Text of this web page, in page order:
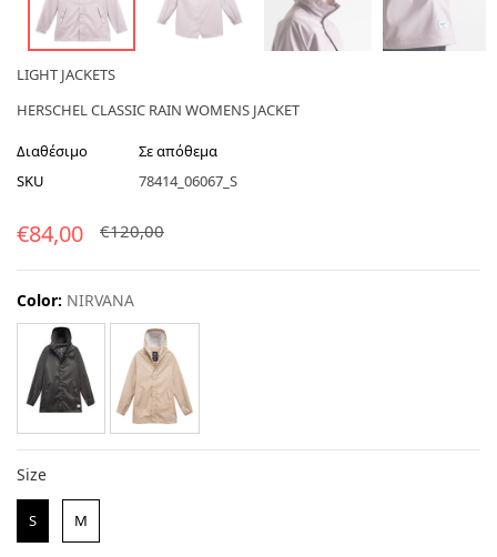
LIGHT JACKETS
HERSCHEL CLASSIC RAIN WOMENS JACKET
Διαθέσιμο
Σε απόθεμα
SKU
78414_06067_S
€84,00 €120,00
Color: NIRVANA
SizeSize
S M